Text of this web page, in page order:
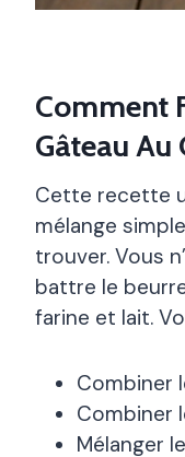
Comment
Gâteau
Cette recette
mélange
trouver. Vous
battre le
farine et lait.
Combiner
Combiner
Mélanger